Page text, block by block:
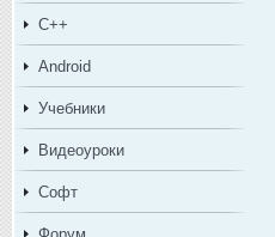
C++
Android
Учебники
Видеоуроки
Софт